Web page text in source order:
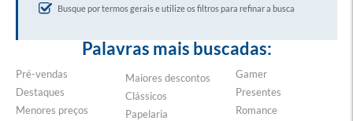
Busque por termos gerais e utilize os filtros para refinar a busca
Palavras mais buscadas:
Pré-vendas
Destaques
Menores preços
Maiores descontos
Clássicos
Papelaria
Gamer
Presentes
Romance